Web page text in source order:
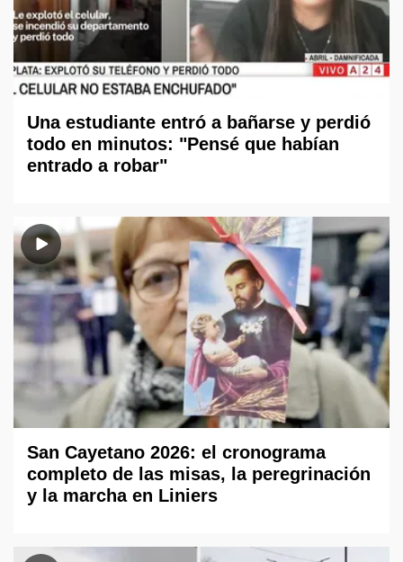
Una estudiante entró a bañarse y perdió
todo en minutos: "Pensé que habían
entrado a robar"
San Cayetano 2026: el cronograma
completo de las misas, la peregrinación
y la marcha en Liniers